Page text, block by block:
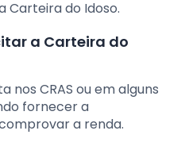
Carteira do Idoso.
a Carteira do
nos CRAS ou em alguns
fornecer a
a renda.